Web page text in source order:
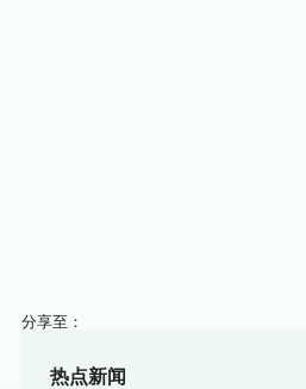
分享至：
热点新闻